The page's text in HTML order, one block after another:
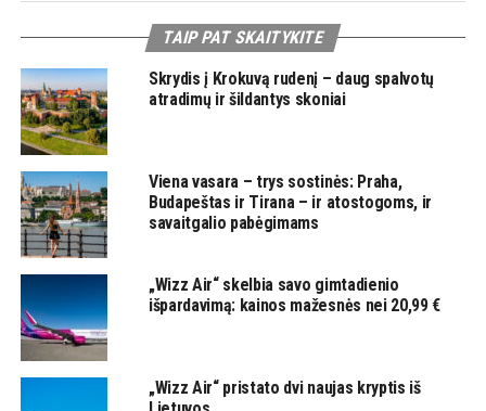
TAIP PAT SKAITYKITE
Skrydis į Krokuvą rudenį – daug spalvotų
atradimų ir šildantys skoniai
Viena vasara – trys sostinės: Praha,
Budapeštas ir Tirana – ir atostogoms, ir
savaitgalio pabėgimams
„Wizz Air“ skelbia savo gimtadienio
išpardavimą: kainos mažesnės nei 20,99 €
„Wizz Air“ pristato dvi naujas kryptis iš